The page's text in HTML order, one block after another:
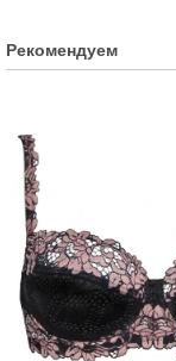
Рекомендуем